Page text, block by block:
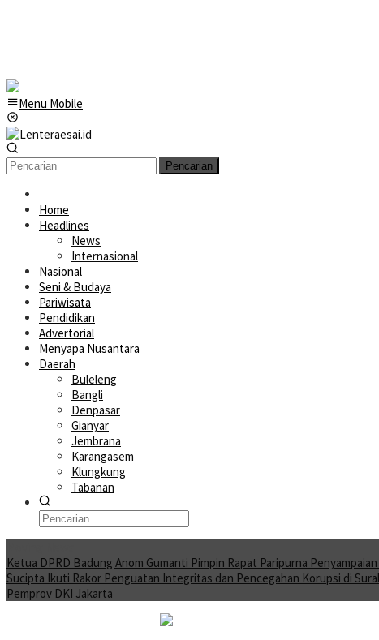
Menu Mobile
Pencarian
Home
Headlines
News
Internasional
Nasional
Seni & Budaya
Pariwisata
Pendidikan
Advertorial
Menyapa Nusantara
Daerah
Buleleng
Bangli
Denpasar
Gianyar
Jembrana
Karangasem
Klungkung
Tabanan
Ketua DPRD Badung Anom Gumanti Pimpin Rapat Paripurna Penyampaian
Sucipta Ikuti Rakor Penguatan Integritas dan Pencegahan Korupsi di
Pemprov DKI Jakarta